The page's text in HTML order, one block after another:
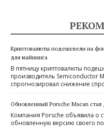
Криптовалюты подешевели на
для майнинга
В пятницу криптовалюты
производитель Semiconductor
спрогнозировал снижение
Обновленный Porsche Macan стал
Компания Porsche объявила о
обновленную версию своего